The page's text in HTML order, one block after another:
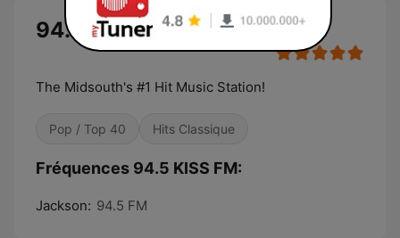
94.5 KISS FM
The Midsouth's #1 Hit Music Station!
Pop / Top 40 Hits Classique
Fréquences 94.5 KISS FM:
Jackson: 94.5 FM